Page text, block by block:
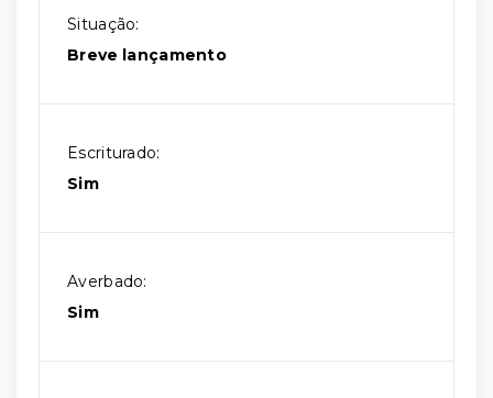
Situação:
Breve lançamento
Escriturado:
Sim
Averbado:
Sim